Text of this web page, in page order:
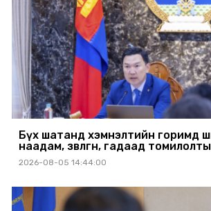
Бүх шатанд хэмнэлтийн горимд
наадам, зөвлөгөөн, гадаад
2026-08-05 14:44:00